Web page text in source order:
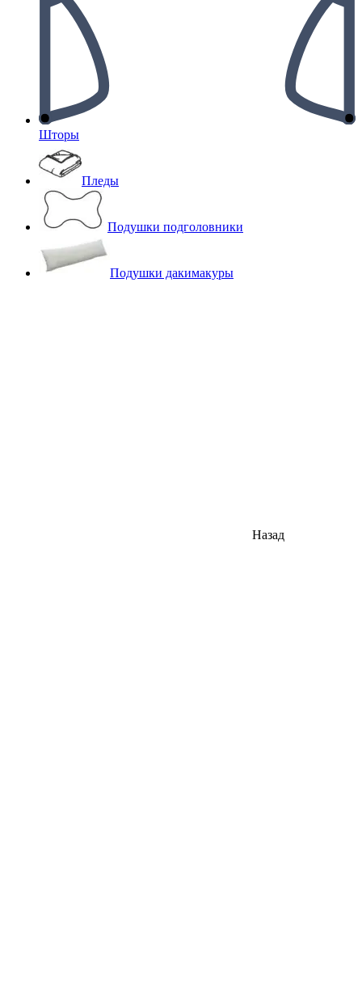
Шторы
Пледы
Подушки подголовники
Подушки дакимакуры
Назад